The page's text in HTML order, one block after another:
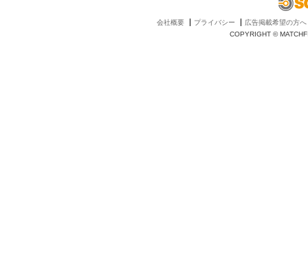
会社概要 プライバシー
広告掲載希望の方へ
COPYRIGHT ©